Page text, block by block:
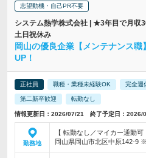
志望動機・自己PR不要
システム熱学株式会社 | ★3年目で月
土日祝休み
岡山の優良企業【メンテナンス
UP！
正社員 職種・業種未経験OK 完全週
第二新卒歓迎 転勤なし
情報更新日：2026/07/21 終了予定日：2026/
勤務地
【 転勤なし／マイカー通勤
岡山県岡山市北区中原142-9